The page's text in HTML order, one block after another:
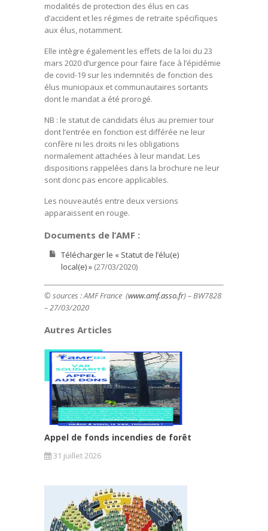
modalités de protection des élus en cas
d’accident et les régimes de retraite spécifiques
aux élus, notamment.
Elle intègre également les effets de la loi du 23
mars 2020 d’urgence pour faire face à l’épidémie
de covid-19 sur les indemnités de fonction des
élus municipaux et communautaires sortants
dont le mandat a été prorogé.
NB : le statut de candidats élus au premier tour
dont l’entrée en fonction est différée ne leur
confère ni les droits ni les obligations
normalement attachées à leur mandat. Les
dispositions rappelées dans la brochure ne leur
sont donc pas encore applicables.
Les nouveautés entre deux versions
apparaissent en rouge.
Documents de l’AMF :
Télécharger le « Statut de l’élu(e)
local(e) »(27/03/2020)
© sources : AMF France (www.amf.asso.fr) – BW7828
– 27/03/2020
Autres Articles
Appel de fonds incendies de forêt
31 juillet 2026